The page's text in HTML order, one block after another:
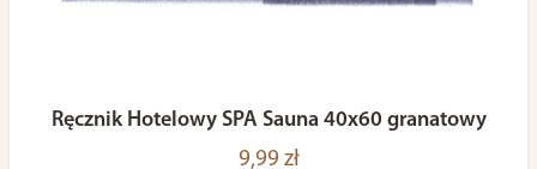
Ręcznik Hotelowy SPA Sauna 40x60 granatowy
9,99 zł